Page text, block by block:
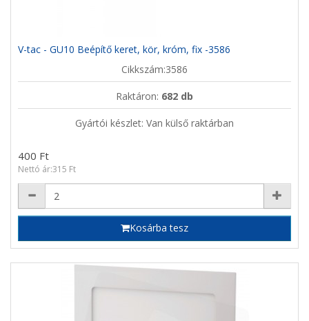
V-tac - GU10 Beépítő keret, kör, króm, fix -3586
Cikkszám:3586
Raktáron: 682 db
Gyártói készlet: Van külső raktárban
400 Ft
Nettó ár:315 Ft
Kosárba tesz